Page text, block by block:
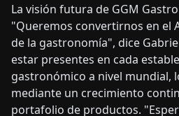
La visión futura de GGM
"Queremos convertirnos en el
de la gastronomía", dice
estar presentes en cada
gastronómico a nivel mundial,
mediante un crecimiento
portafolio de productos.